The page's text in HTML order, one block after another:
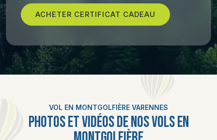
ACHETER CERTIFICAT CADEAU
VOL EN MONTGOLFIÈRE VARENNES
PHOTOS ET VIDÉOS DE NOS VOLS EN